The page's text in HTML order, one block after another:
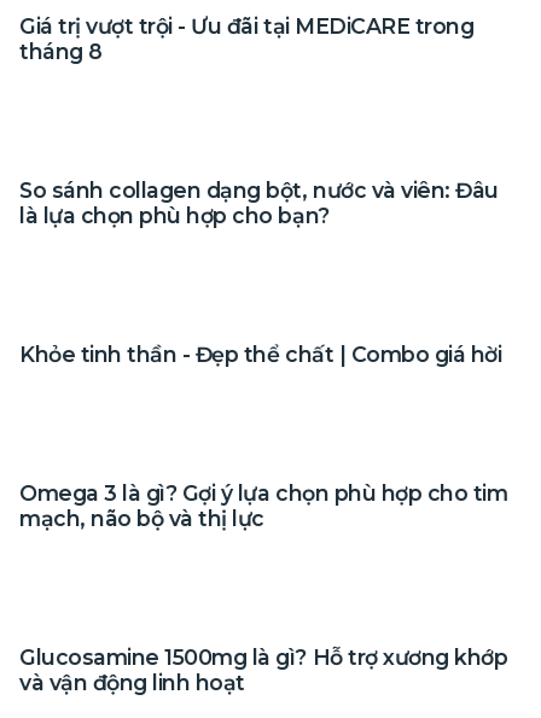
Giá trị vượt trội - Ưu đãi tại MEDiCARE trong
tháng 8
So sánh collagen dạng bột, nước và viên: Đâu
là lựa chọn phù hợp cho bạn?
Khỏe tinh thần - Đẹp thể chất | Combo giá hời
Omega 3 là gì? Gợi ý lựa chọn phù hợp cho tim
mạch, não bộ và thị lực
Glucosamine 1500mg là gì? Hỗ trợ xương khớp
và vận động linh hoạt